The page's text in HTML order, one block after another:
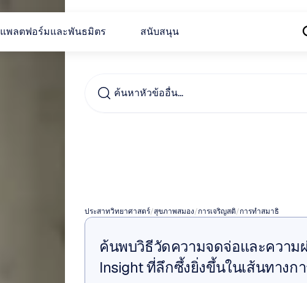
แพลตฟอร์มและพันธมิตร สนับสนุน
ค้นหาหัวข้ออื่น...
ประสาทวิทยาศาสตร์/สุขภาพสมอง/การเจริญสติ/การทำสมาธิ
ค้นพบวิธีวัดความจดจ่อและความ
Insight ที่ลึกซึ้งยิ่งขึ้นในเส้นทาง